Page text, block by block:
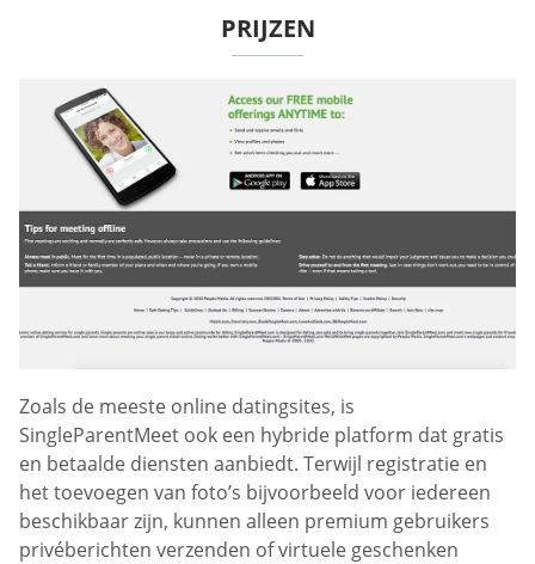
PRIJZEN
Zoals de meeste online datingsites, is
SingleParentMeet ook een hybride platform dat gratis
en betaalde diensten aanbiedt. Terwijl registratie en
het toevoegen van foto’s bijvoorbeeld voor iedereen
beschikbaar zijn, kunnen alleen premium gebruikers
privéberichten verzenden of virtuele geschenken